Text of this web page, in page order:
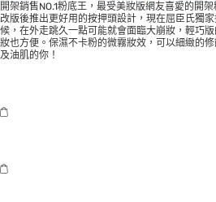
開架銷售NO.1粉底王，最受美妝版網友喜愛的開
改版後推出更好用的按押頭設計，現在屈臣氏獨
候，在外走跳久一點可能就會面臨大崩妝，輕巧
妝也方便。保濕不卡粉的微霧妝效，可以細緻的
及油肌的你！